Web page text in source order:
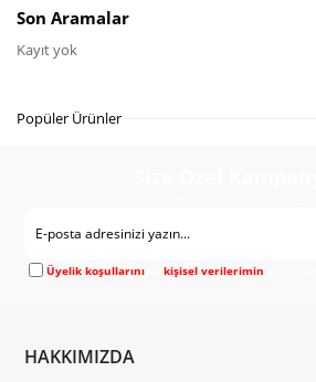
Karşılaştır
Fiyat Düşünce Haber Ver
Üyelik koşullarını vekişisel verilerimin
HAKKIMIZDA
Son Aramalar
Kayıt yok
Popüler Ürünler